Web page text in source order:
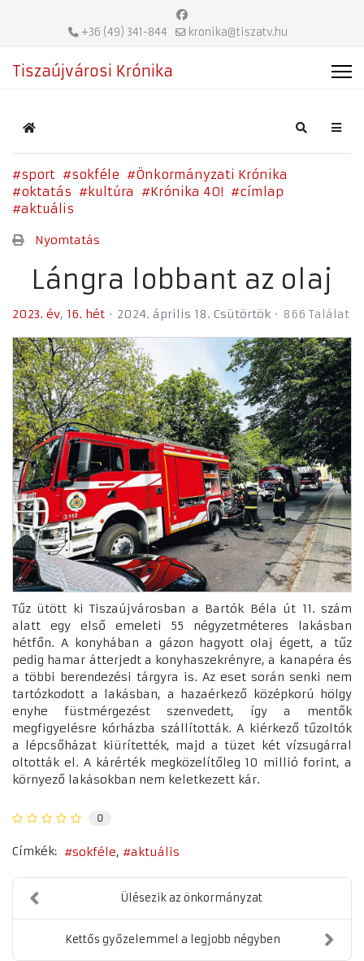
+36 (49) 341-844 kronika@tiszatv.hu
Tiszaújvárosi Krónika
Home Search
sport sokféle
Önkormányzati Krónika
oktatás
kultúra Krónika 40!
címlap
aktuális
Nyomtatás
Lángra lobbant az olaj
2023. év 16. hét 2024. április 18. Csütörtök 866 Találat
Tűz ütött ki Tiszaújvárosban a Bartók Béla út 11. szám
alatt egy első emeleti 55 négyzetméteres lakásban
hétfőn. A konyhában a gázon hagyott olaj égett, a tűz
pedig hamar átterjedt a konyhaszekrényre, a kanapéra és
a többi berendezési tárgyra is. Az eset során senki nem
tartózkodott a lakásban, a hazaérkező középkorú hölgy
enyhe füstmérgezést szenvedett, így a mentők
megfigyelésre kórházba szállították. A kiérkező tűzoltók
a lépcsőházat kiürítették, majd a tüzet két vízsugárral
oltották el. A kárérték megközelítőleg 10 millió forint, a
környező lakásokban nem keletkezett kár.
0
Címkék: sokféle aktuális
Ülésezik az önkormányzat
Kettős győzelemmel a legjobb négyben